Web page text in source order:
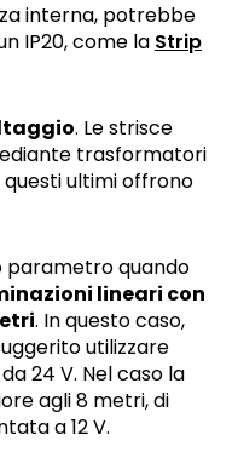
interna, potrebbe
IP20, come la Strip
. Le strisce
trasformatori
questi ultimi offrono
parametro quando
lineari con
. In questo caso,
utilizzare
24 V. Nel caso la
agli 8 metri, di
a 12 V.